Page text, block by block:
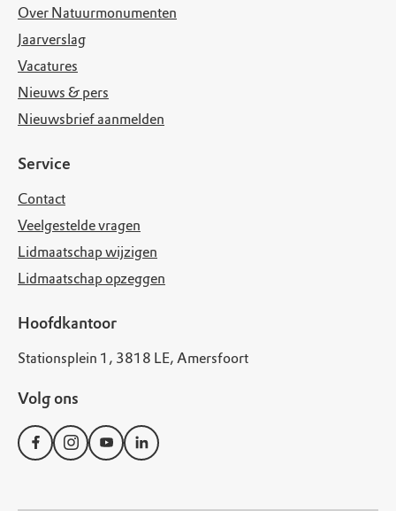
Over Natuurmonumenten
Jaarverslag
Vacatures
Nieuws & pers
Nieuwsbrief aanmelden
Service
Contact
Veelgestelde vragen
Lidmaatschap wijzigen
Lidmaatschap opzeggen
Hoofdkantoor
Stationsplein 1, 3818 LE, Amersfoort
Volg ons